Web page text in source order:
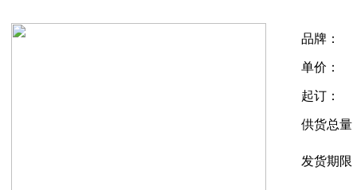
品牌：
单价：
起订：
供货总量
发货期限